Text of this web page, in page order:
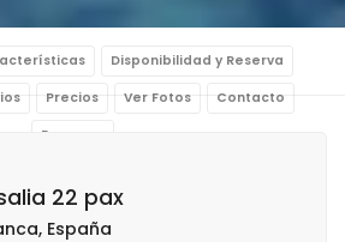
Disponibilidad y Reserva
Precios Ver Fotos Contacto
Reservar
22 pax
España